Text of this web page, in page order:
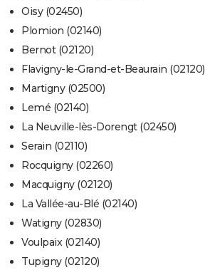
Oisy (02450)
Plomion (02140)
Bernot (02120)
Flavigny-le-Grand-et-Beaurain (02120)
Martigny (02500)
Lemé (02140)
La Neuville-lès-Dorengt (02450)
Serain (02110)
Rocquigny (02260)
Macquigny (02120)
La Vallée-au-Blé (02140)
Watigny (02830)
Voulpaix (02140)
Tupigny (02120)